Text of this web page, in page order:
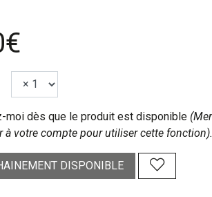
moi dès que le produit est disponible
à votre compte pour utiliser cette fonction).
DISPONIBLE